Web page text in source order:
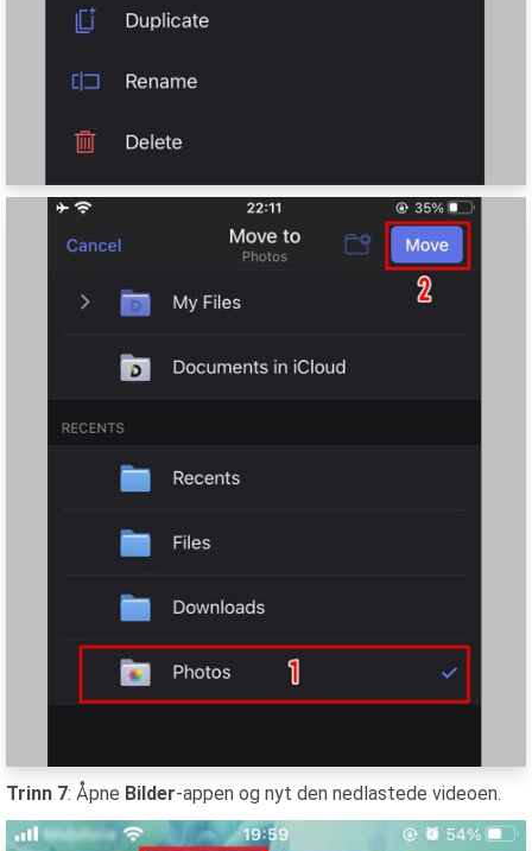
Trinn 7: Åpne Bilder-appen og nyt den nedlastede videoen.